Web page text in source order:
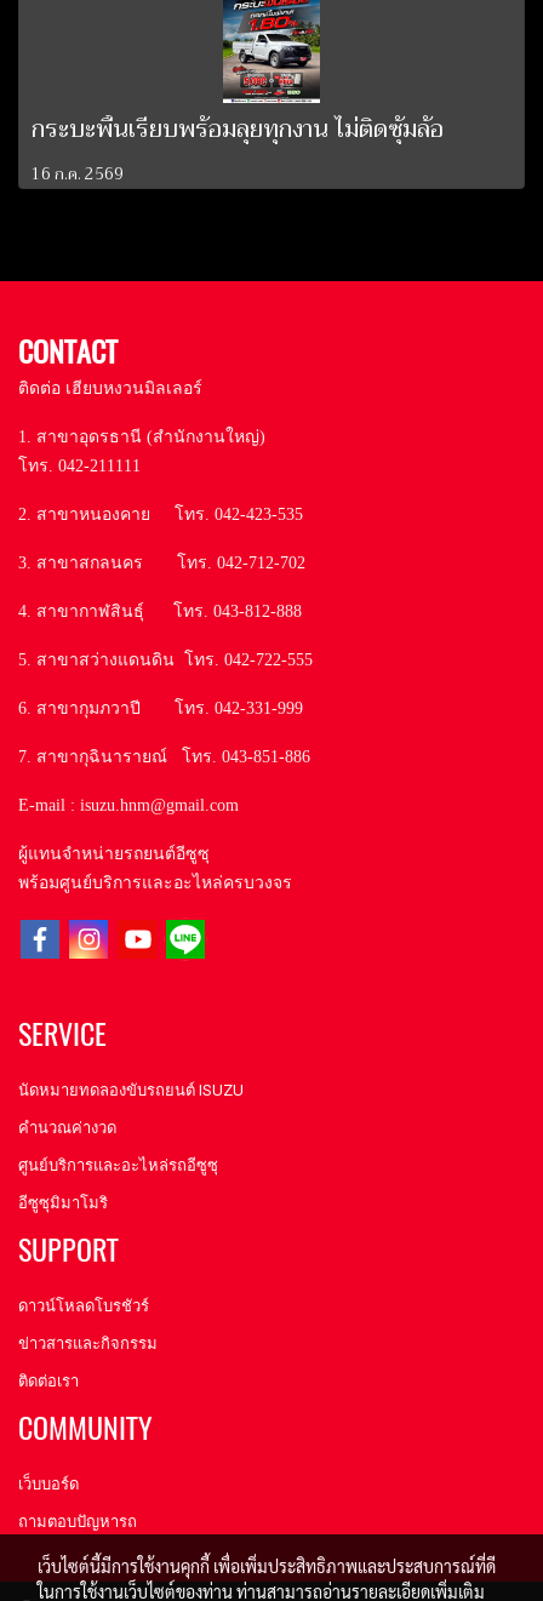
กระบะพื้นเรียบพร้อมลุยทุกงาน ไม่ติดซุ้มล้อ
16 ก.ค. 2569
CONTACT
ติดต่อ เฮียบหงวนมิลเลอร์
1. สาขาอุดรธานี (สำนักงานใหญ่)
โทร. 042-211111
2. สาขาหนองคาย โทร. 042-423-535
3. สาขาสกลนคร โทร. 042-712-702
4. สาขากาฬสินธุ์ โทร. 043-812-888
5. สาขาสว่างแดนดิน โทร. 042-722-555
6. สาขากุมภวาปี โทร. 042-331-999
7. สาขากุฉินารายณ์ โทร. 043-851-886
E-mail : isuzu.hnm@gmail.com
ผู้แทนจำหน่ายรถยนต์อีซูซุ
พร้อมศูนย์บริการและอะไหล่ครบวงจร
SERVICE
นัดหมายทดลองขับรถยนต์ ISUZU
คำนวณค่างวด
ศูนย์บริการและอะไหล่รถอีซูซุ
อีซูซุมิมาโมริ
SUPPORT
ดาวน์โหลดโบรชัวร์
ข่าวสารและกิจกรรม
ติดต่อเรา
COMMUNITY
เว็บบอร์ด
ถามตอบปัญหารถ
เว็บไซต์นี้มีการใช้งานคุกกี้ เพื่อเพิ่มประสิทธิภาพและประสบการณ์ที่ดี
ในการใช้งานเว็บไซต์ของท่าน ท่านสามารถอ่านรายละเอียดเพิ่มเติม